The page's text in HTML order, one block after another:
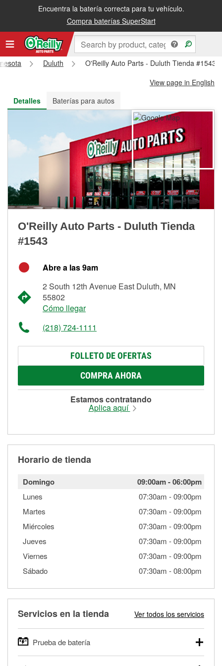
Encuentra la batería correcta para tu vehículo.
Compra baterías SuperStart
Recibe tu orden gratis al día siguiente o recógela en la tienda
Duluth
O'Reilly Auto Parts - Duluth Tienda #1543
View page in English
Detalles
Baterías para autos
O'Reilly Auto Parts - Duluth Tienda
#1543
Abre a las 9am
2 South 12th Avenue East Duluth, MN
55802
Cómo llegar
(218) 724-1111
FOLLETO DE OFERTAS
COMPRA AHORA
Estamos contratando
Aplica aquí
Horario de tienda
Domingo 09:00am-06:00pm
Lunes 07:30am -09:00pm
Martes
07:30am -09:00pm
Miércoles
07:30am -09:00pm
Jueves
07:30am -09:00pm
Viernes
07:30am -09:00pm
Sábado
07:30am -08:00pm
Servicios en la tienda Ver todos los servicios
Prueba de batería